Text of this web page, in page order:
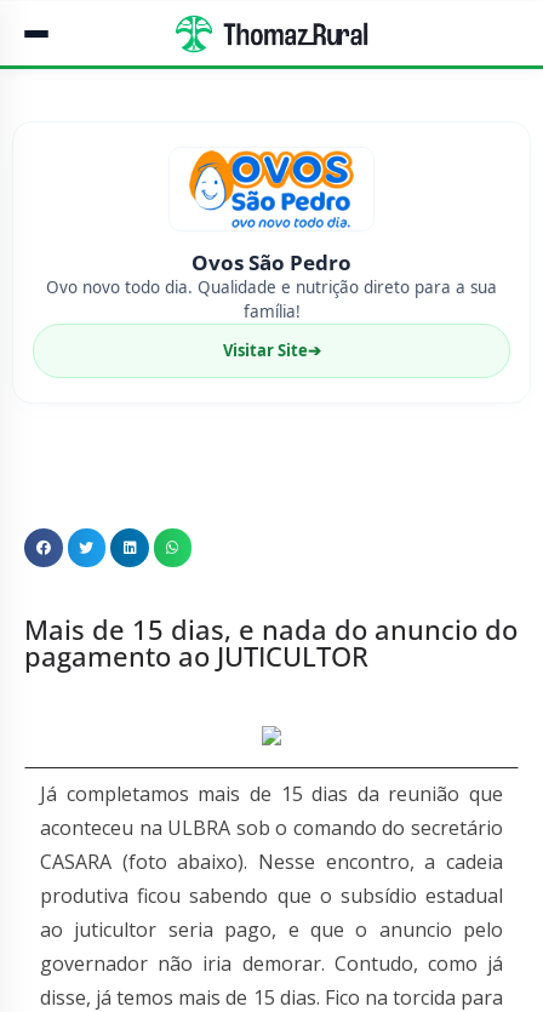
Ovos São Pedro
Ovo novo todo dia. Qualidade e nutrição direto para a sua
família!
Visitar Site➔
Mais de 15 dias, e nada do anuncio do
pagamento ao JUTICULTOR
Já completamos mais de 15 dias da reunião que
aconteceu na ULBRA sob o comando do secretário
CASARA (foto abaixo). Nesse encontro, a cadeia
produtiva ficou sabendo que o subsídio estadual
ao juticultor seria pago, e que o anuncio pelo
governador não iria demorar. Contudo, como já
disse, já temos mais de 15 dias. Fico na torcida para